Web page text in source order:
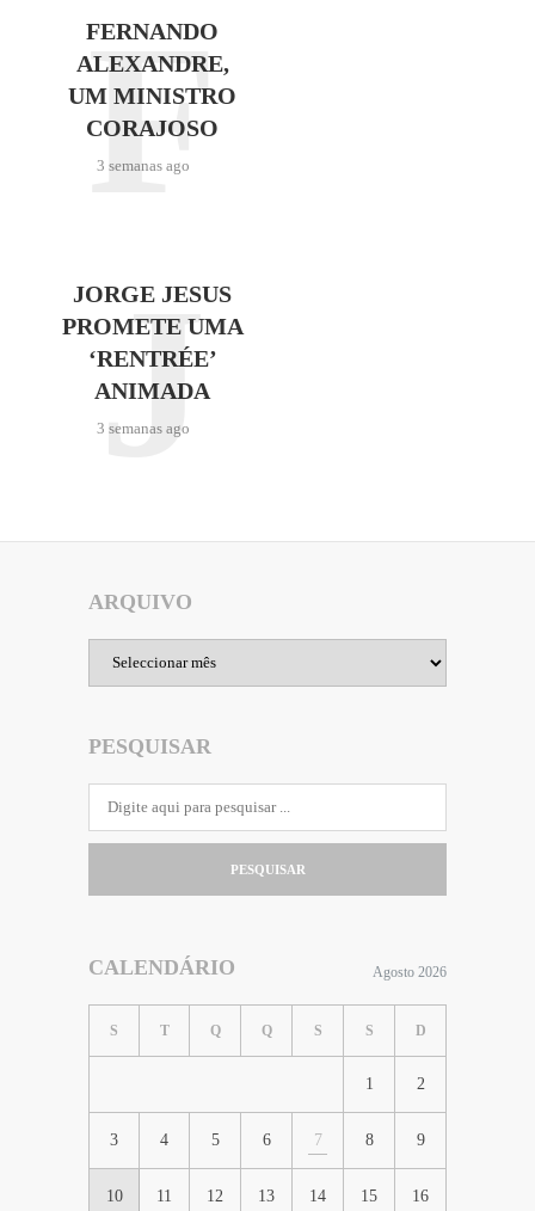
FERNANDO
ALEXANDRE,
UM MINISTRO
CORAJOSO
3 semanas ago
F
JORGE JESUS
PROMETE UMA
‘RENTRÉE’
ANIMADA
3 semanas ago
J
ARQUIVO
PESQUISAR
PESQUISAR
CALENDÁRIO Agosto 2026
S T Q Q S S D
1 2
3 4 5 6 7 8 9
10 11 12 13 14 15 16